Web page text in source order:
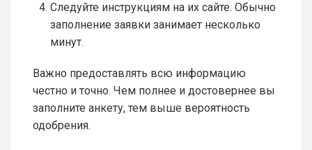
Следуйте инструкциям на их сайте. Обычно
заполнение заявки занимает несколько
минут.
Важно предоставлять всю информацию
честно и точно. Чем полнее и достовернее вы
заполните анкету, тем выше вероятность
одобрения.